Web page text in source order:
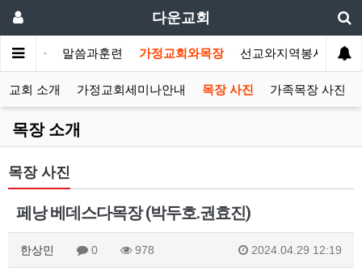
다운교회
합니다 말씀과훈련 가정교회와목장 선교와지역봉사 나
교회 소개 가정교회세미나안내 목장 사진 가족목장 사진
목장 소개
목장 사진
페낭 베데스다목장 (박두호.권효진)
한상민 0 978 2024.04.29 12:19